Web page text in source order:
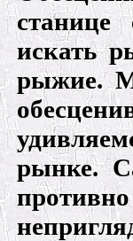
искать
рыжие.
рынке.